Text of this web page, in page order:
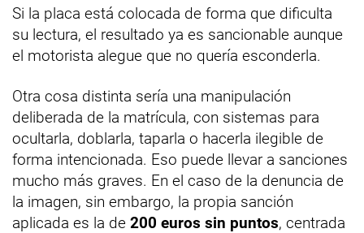
Si la placa está colocada de forma que dificulta
su lectura, el resultado ya es sancionable aunque
el motorista alegue que no quería esconderla.
Otra cosa distinta sería una manipulación
deliberada de la matrícula, con sistemas para
ocultarla, doblarla, taparla o hacerla ilegible de
forma intencionada. Eso puede llevar a sanciones
mucho más graves. En el caso de la denuncia de
la imagen, sin embargo, la propia sanción
aplicada es la de 200 euros sin puntos, centrada